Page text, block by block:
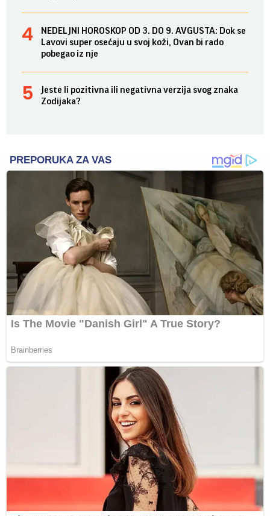
NEDELJNI HOROSKOP OD 3. DO 9. AVGUSTA: Dok se
Lavovi super osećaju u svoj koži, Ovan bi rado
pobegao iz nje
Jeste li pozitivna ili negativna verzija svog znaka
Zodijaka?